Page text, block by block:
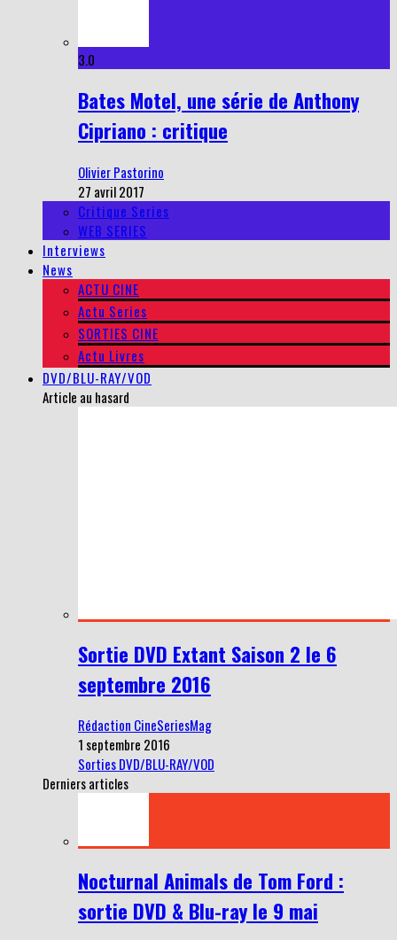
3.0
Bates Motel, une série de Anthony
Cipriano : critique
Olivier Pastorino
27 avril 2017
Critique Series
WEB SERIES
Interviews
News
ACTU CINE
Actu Series
SORTIES CINE
Actu Livres
DVD/BLU-RAY/VOD
Article au hasard
Sortie DVD Extant Saison 2 le 6
septembre 2016
Rédaction CineSeriesMag
1 septembre 2016
Sorties DVD/BLU-RAY/VOD
Derniers articles
Nocturnal Animals de Tom Ford :
sortie DVD & Blu-ray le 9 mai